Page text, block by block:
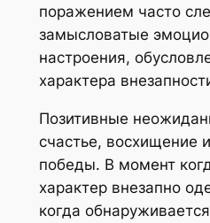
поражением часто
замысловатые
настроения,
характера
Позитивные
счастье, восхищение
победы. В момент
характер внезапно
когда